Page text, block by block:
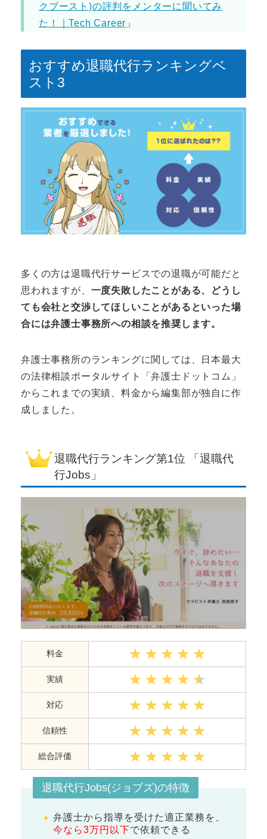
クブースト)の評判をメンターに聞いてみ
た！｜Tech Career 」
おすすめ退職代行ランキングベ
スト3
多くの方は退職代行サービスでの退職が可能だと
思われますが、 一度失敗したことがある、どうし
ても会社と交渉してほしいことがあるといった場
合には弁護士事務所への相談を推奨します。
弁護士事務所のランキングに関しては、日本最大
の法律相談ポータルサイト「弁護士ドットコム」
からこれまでの実績、料金から編集部が独自に作
成しました。
退職代行ランキング第1位 「退職代
行Jobs」
料金
実績
対応
信頼性
総合評価
退職代行Jobs(ジョブズ)の特徴
弁護士から指導を受けた適正業務を、
今なら3万円以下で依頼できる